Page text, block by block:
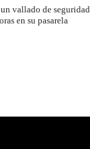
vallado de seguridad
en su pasarela